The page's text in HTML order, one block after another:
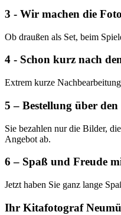
3 - Wir machen die
Ob draußen als Set, beim
4 - Schon kurz nach
Extrem kurze
5 – Bestellung über
Sie bezahlen nur die Bilder,
Angebot ab.
6 – Spaß und Freude
Jetzt haben Sie ganz lange
Ihr Kitafotograf